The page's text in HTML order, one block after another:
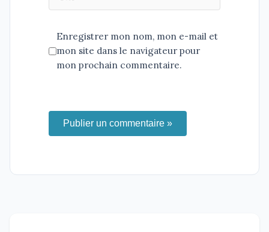
Enregistrer mon nom, mon e-mail et
mon site dans le navigateur pour
mon prochain commentaire.
Publier un commentaire »